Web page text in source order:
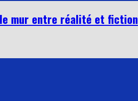
le mur entre réalité et fiction